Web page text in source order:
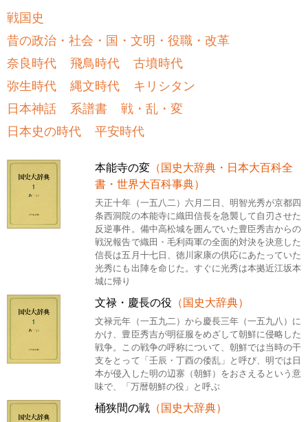
戦国史
昔の政治・社会・国・文明・役職・改革
奈良時代
飛鳥時代
古墳時代
弥生時代
縄文時代
キリシタン
日本神話
系譜書
戦・乱・変
日本史の時代
平安時代
本能寺の変 （国史大辞典・日本大百科全
書・世界大百科事典）
天正十年（一五八二）六月二日、明智光秀が京都四
条西洞院の本能寺に織田信長を急襲して自刃させた
反逆事件。備中高松城を囲んでいた豊臣秀吉からの
戦況報告で織田・毛利両軍の全面的対決を決意した
信長は五月十七日、徳川家康の供応にあたっていた
光秀にも出陣を命じた。すぐに光秀は本拠近江坂本
城に帰り
文禄・慶長の役 （国史大辞典）
文禄元年（一五九二）から慶長三年（一五九八）に
かけ、豊臣秀吉が明征服をめざして朝鮮に侵略した
戦争。この戦争の呼称について、朝鮮では当時の干
支をとって「壬辰・丁酉の倭乱」と呼び、明では日
本が侵入した明の辺寨（朝鮮）をおさえるという意
味で、「万暦朝鮮の役」と呼ぶ
桶狭間の戦 （国史大辞典）